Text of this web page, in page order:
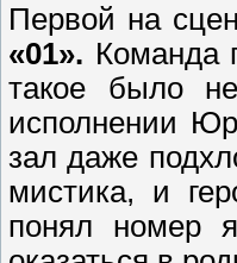
Первой на
«01». Команда
такое было
исполнении
зал даже
мистика, и
понял номер